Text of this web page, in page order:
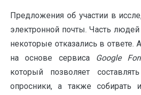
Предложения об участии в
электронной почты. Часть
некоторые отказались в ответе.
на основе сервиса
Google
который позволяет
опросники, а также собирать